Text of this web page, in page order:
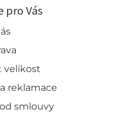
pro Vás
velikost
reklamace
smlouvy